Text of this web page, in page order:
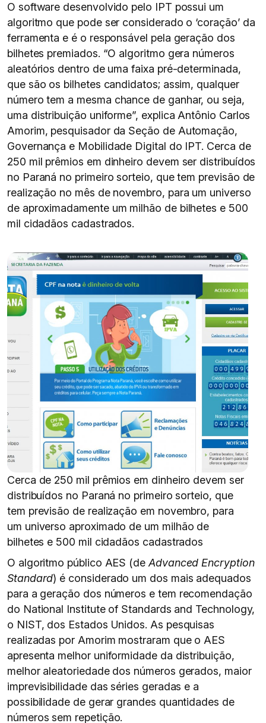
O software desenvolvido pelo IPT possui um
algoritmo que pode ser considerado o ‘coração’ da
ferramenta e é o responsável pela geração dos
bilhetes premiados. “O algoritmo gera números
aleatórios dentro de uma faixa pré-determinada,
que são os bilhetes candidatos; assim, qualquer
número tem a mesma chance de ganhar, ou seja,
uma distribuição uniforme”, explica Antônio Carlos
Amorim, pesquisador da Seção de Automação,
Governança e Mobilidade Digital do IPT. Cerca de
250 mil prêmios em dinheiro devem ser distribuídos
no Paraná no primeiro sorteio, que tem previsão de
realização no mês de novembro, para um universo
de aproximadamente um milhão de bilhetes e 500
mil cidadãos cadastrados.
Cerca de 250 mil prêmios em dinheiro devem ser
distribuídos no Paraná no primeiro sorteio, que
tem previsão de realização em novembro, para
um universo aproximado de um milhão de
bilhetes e 500 mil cidadãos cadastrados
O algoritmo público AES (de Advanced Encryption
Standard) é considerado um dos mais adequados
para a geração dos números e tem recomendação
do National Institute of Standards and Technology,
o NIST, dos Estados Unidos. As pesquisas
realizadas por Amorim mostraram que o AES
apresenta melhor uniformidade da distribuição,
melhor aleatoriedade dos números gerados, maior
imprevisibilidade das séries geradas e a
possibilidade de gerar grandes quantidades de
números sem repetição.